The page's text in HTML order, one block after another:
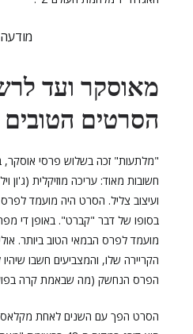
מודעה
מאוסקר ועד
הסרטים הטובים
"מלתעות" זכה בשלוש פרסי אוסקר,
חשובות מאוד: עריכה מוזיקלית (ג'ון
ועיצוב צליל. הסרט היה מועמד
בסופו של דבר "קברט". באופן די
מועמד לפרס הבמאי הטוב ביותר.
הקריירה שלו, והמצביעים חשבו
הפרס הנחשק (מה שבאמת קרה
הסרט הפך עם השנים לאחת